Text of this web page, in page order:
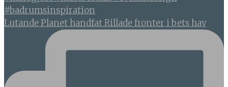
Lutande Planet handfat Rillade fronter i bets hav